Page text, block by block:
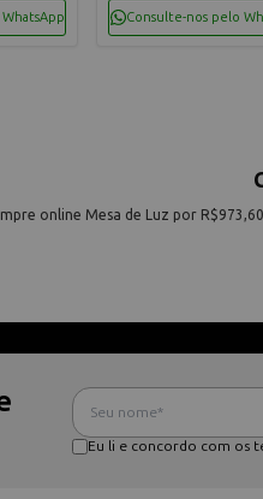
Consulte-nos pelo
online Mesa de Luz por
Eu li e concordo com os